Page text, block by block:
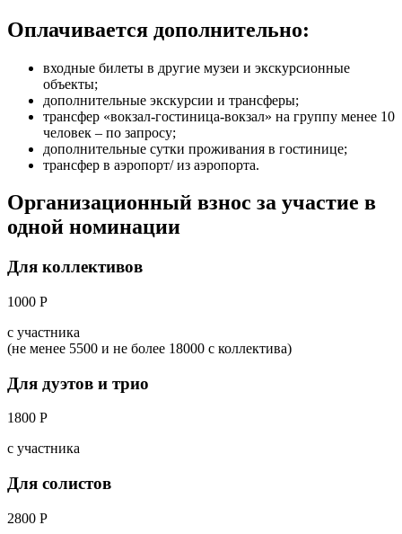
Оплачивается дополнительно:
входные билеты в другие музеи и экскурсионные
объекты;
дополнительные экскурсии и трансферы;
трансфер «вокзал-гостиница-вокзал» на группу менее 10
человек – по запросу;
дополнительные сутки проживания в гостинице;
трансфер в аэропорт/ из аэропорта.
Организационный взнос за участие в
одной номинации
Для коллективов
1000 Р
с участника
(не менее 5500 и не более 18000 с коллектива)
Для дуэтов и трио
1800 Р
с участника
Для солистов
2800 Р